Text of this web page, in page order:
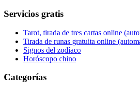
Servicios gratis
Tarot, tirada de tres cartas online
Tirada de runas gratuita online
Signos del zodíaco
Horóscopo chino
Categorías